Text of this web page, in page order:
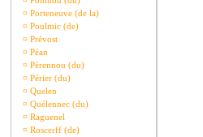
¤ Porteneuve (de la)
¤ Poulmic (de)
¤ Prévost
¤ Péan
¤ Pérennou (du)
¤ Périer (du)
¤ Quelen
¤ Quélennec (du)
¤ Raguenel
¤ Roscerff (de)